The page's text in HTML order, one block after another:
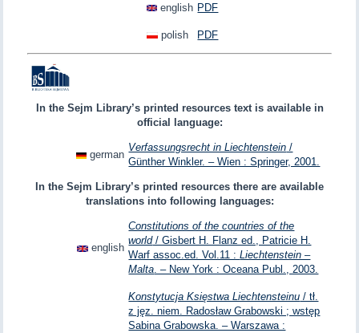
english PDF
polish PDF
In the Sejm Library’s printed resources text is available in
official language:
german
Verfassungsrecht in Liechtenstein /
Günther Winkler. – Wien : Springer, 2001.
In the Sejm Library’s printed resources there are available
translations into following languages:
english
Constitutions of the countries of the
world/ Gisbert H. Flanz ed., Patricie H.
Warf assoc.ed. Vol.11 :Liechtenstein –
Malta. – New York : Oceana Publ., 2003.
Konstytucja Księstwa Liechtensteinu / tł.
z jęz. niem. Radosław Grabowski ; wstęp
Sabina Grabowska. – Warszawa :